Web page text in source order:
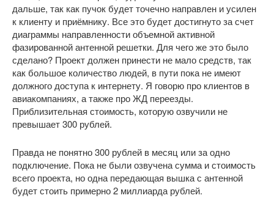
дальше, так как пучок будет точечно направлен и усилен
к клиенту и приёмнику. Все это будет достигнуто за счет
диаграммы направленности объемной активной
фазированной антенной решетки. Для чего же это было
сделано? Проект должен принести не мало средств, так
как большое количество людей, в пути пока не имеют
должного доступа к интернету. Я говорю про клиентов в
авиакомпаниях, а также про ЖД переезды.
Приблизительная стоимость, которую озвучили не
превышает 300 рублей.
Правда не понятно 300 рублей в месяц или за одно
подключение. Пока не были озвучена сумма и стоимость
всего проекта, но одна передающая вышка с антенной
будет стоить примерно 2 миллиарда рублей.